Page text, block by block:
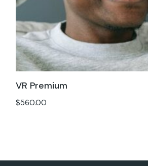
VR Premium
$560.00